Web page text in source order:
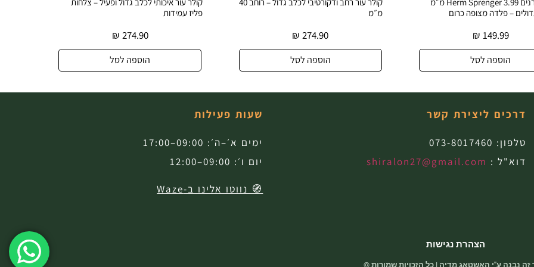
מ״מ
דרכים ליצירת קשר
טלפון: 073-8017460
דוא"ל : shiralon27@gmail.com
שעות פעילות
ימים א׳–ה׳: 09:00–17:00
יום ו׳: 09:00–12:00
🧭 נווטו אלינו ב-Waze
הצהרת נגישות
זה נבנה ע"י האשטאג מדיה | כל הזכויות שמורות ©